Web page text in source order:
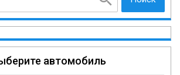
автомобиль